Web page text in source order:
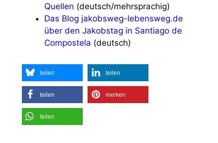
Quellen (deutsch/mehrsprachig)
Das Blog jakobsweg-lebensweg.de
über den Jakobstag in Santiago de
Compostela (deutsch)
teilen teilen
teilen merken
teilen